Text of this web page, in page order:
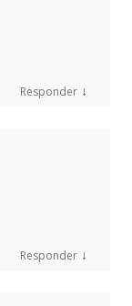
Responder ↓
Responder ↓